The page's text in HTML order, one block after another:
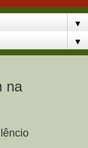
▼
▼
na